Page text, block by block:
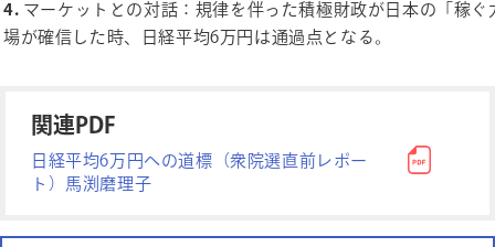
4. マーケットとの対話：規律を伴った積極財政が日本の「稼
場が確信した時、日経平均6万円は通過点となる。
関連PDF
日経平均6万円への道標（衆院選直前レポー
ト）馬渕磨理子